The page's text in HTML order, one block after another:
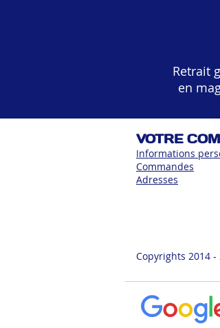
Retrait
en
VOTRE
Informations
Commandes
Adresses
Copyrights 2014